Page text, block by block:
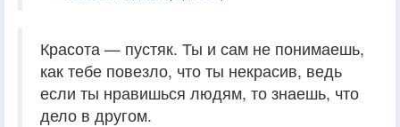
Красота — пустяк. Ты и сам не понимаешь,
как тебе повезло, что ты некрасив, ведь
если ты нравишься людям, то знаешь, что
дело в другом.